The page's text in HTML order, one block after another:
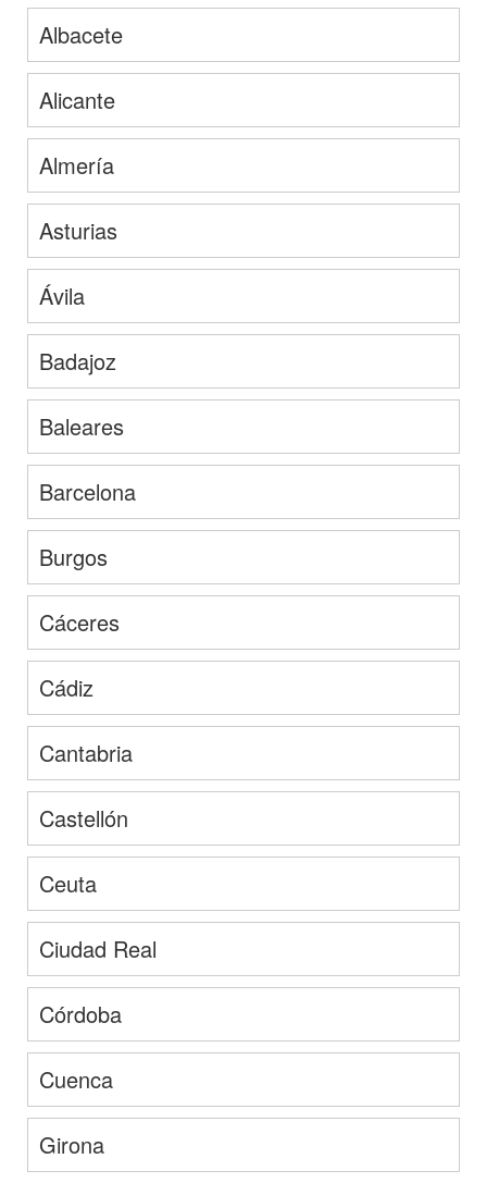
Albacete
Alicante
Almería
Asturias
Ávila
Badajoz
Baleares
Barcelona
Burgos
Cáceres
Cádiz
Cantabria
Castellón
Ceuta
Ciudad Real
Córdoba
Cuenca
Girona